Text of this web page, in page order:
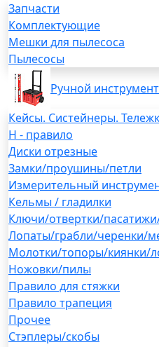
Запчасти
Комплектующие
Мешки для пылесоса
Пылесосы
Ручной
Кейсы. Систейнеры.
H - правило
Диски отрезные
Замки/проушины/петли
Измерительный
Кельмы / гладилки
Ключи/отвертки/
Лопаты/грабли/черенки/
Молотки/топоры/киянки/
Ножовки/пилы
Правило для стяжки
Правило трапеция
Прочее
Стэплеры/скобы